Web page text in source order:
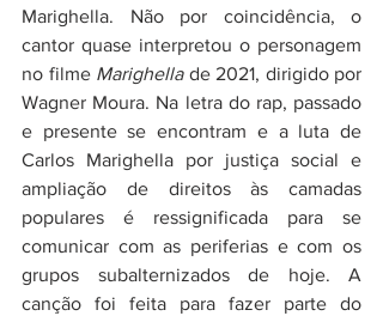
Marighella. Não por coincidência, o
cantor quase interpretou o personagem
no filme Marighella de 2021, dirigido por
Wagner Moura. Na letra do rap, passado
e presente se encontram e a luta de
Carlos Marighella por justiça social e
ampliação de direitos às camadas
populares é ressignificada para se
comunicar com as periferias e com os
grupos subalternizados de hoje. A
canção foi feita para fazer parte do